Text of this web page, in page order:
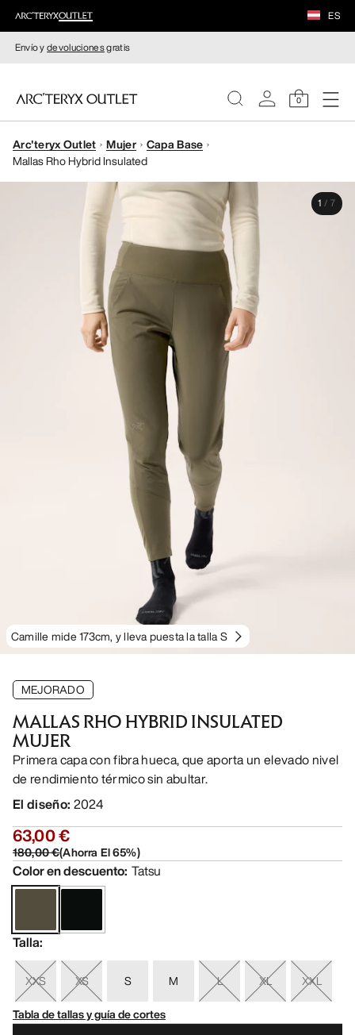
ES
Envío ydevolucionesgratis
0
MUJERE
HOMBRE
Arc'teryx Outlet Mujer
Capa Base
Mallas Rho Hybrid Insulated
Camille mide 173cm, y lleva puesta la talla S
1 / 7
MEJORADO
MALLAS RHO HYBRID INSULATED
MUJER
Primera capa con fibra hueca, que aporta un elevado nivel
de rendimiento térmico sin abultar.
El diseño: 2024
63,00 €
180,00 €(Ahorra El65%)
Color en descuento: Tatsu
Talla:
XXS XS S M L XL
XXL
Tabla de tallas y guía de cortes